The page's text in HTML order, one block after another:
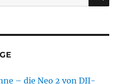
– die Neo 2 von DJI-